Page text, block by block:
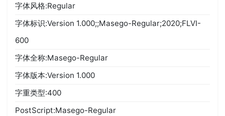
字体风格:Regular
字体标识:Version 1.000;;Masego-Regular;2020;FLVI-
600
字体全称:Masego-Regular
字体版本:Version 1.000
字重类型:400
PostScript:Masego-Regular